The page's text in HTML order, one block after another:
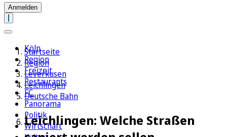
Anmelden
Köln
Region
Freizeit
Restaurants
FC
Panorama
Politik
Wirtschaft
Startseite
Region
Leverkusen
Leichlingen
Deutsche Bahn
Leichlingen: Welche Straßen